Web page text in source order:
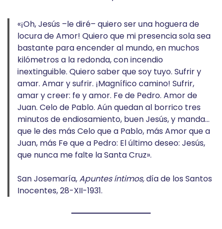
«¡Oh, Jesús –le diré– quiero ser una hoguera de
locura de Amor! Quiero que mi presencia sola sea
bastante para encender al mundo, en muchos
kilómetros a la redonda, con incendio
inextinguible. Quiero saber que soy tuyo. Sufrir y
amar. Amar y sufrir. ¡Magnífico camino! Sufrir,
amar y creer: fe y amor. Fe de Pedro. Amor de
Juan. Celo de Pablo. Aún quedan al borrico tres
minutos de endiosamiento, buen Jesús, y manda…
que le des más Celo que a Pablo, más Amor que a
Juan, más Fe que a Pedro: El último deseo: Jesús,
que nunca me falte la Santa Cruz».
San Josemaría,Apuntes íntimos,día de los Santos
Inocentes, 28-XII-1931.